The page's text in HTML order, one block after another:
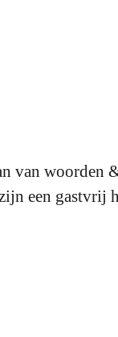
van woorden
een gastvrij